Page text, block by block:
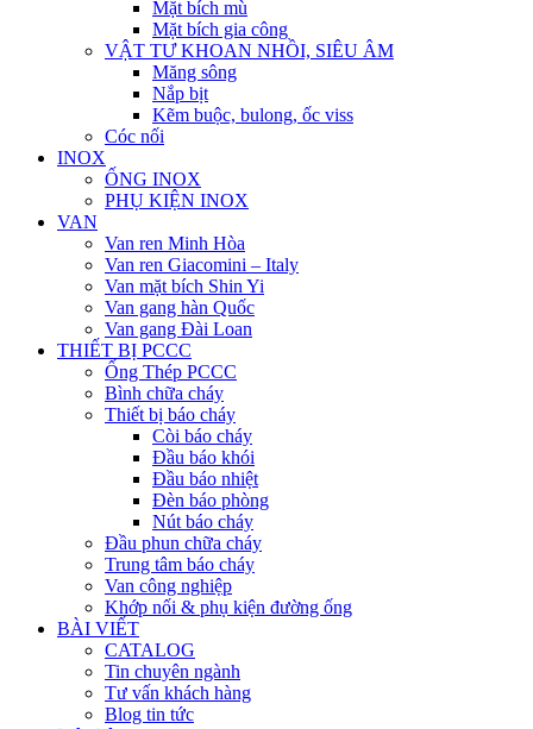
Mặt bích mù
Mặt bích gia công
VẬT TƯ KHOAN NHỒI, SIÊU ÂM
Măng sông
Nắp bịt
Kẽm buộc, bulong, ốc viss
Cóc nối
INOX
ỐNG INOX
PHỤ KIỆN INOX
VAN
Van ren Minh Hòa
Van ren Giacomini – Italy
Van mặt bích Shin Yi
Van gang hàn Quốc
Van gang Đài Loan
THIẾT BỊ PCCC
Ống Thép PCCC
Bình chữa cháy
Thiết bị báo cháy
Còi báo cháy
Đầu báo khói
Đầu báo nhiệt
Đèn báo phòng
Nút báo cháy
Đầu phun chữa cháy
Trung tâm báo cháy
Van công nghiệp
Khớp nối & phụ kiện đường ống
BÀI VIẾT
CATALOG
Tin chuyên ngành
Tư vấn khách hàng
Blog tin tức